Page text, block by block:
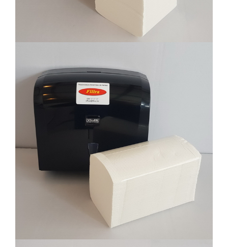
Filira proizvodi sa odgovarajućim
dispanzerima